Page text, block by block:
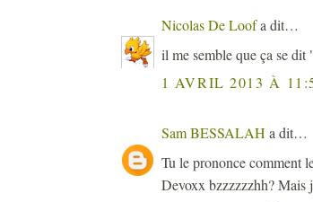
Nicolas De Loofa dit…
il me semble que ça se
1 AVRIL 2013 À
Sam BESSALAH a dit…
Tu le prononce comment
Devoxx bzzzzzzhh? Mais